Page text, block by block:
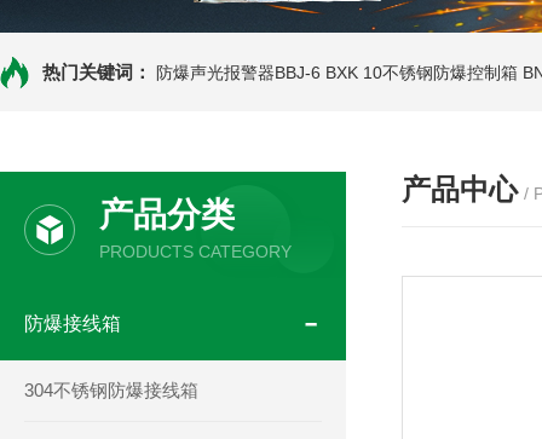
热门关键词： 防爆声光报警器BBJ-6 BXK 10不锈钢防爆控制箱
产品分类
PRODUCTS CATEGORY
防爆接线箱
304不锈钢防爆接线箱
产品中心 /